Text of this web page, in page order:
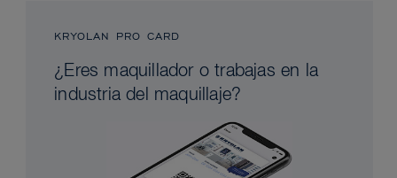
KRYOLAN PRO CARD
¿Eres maquillador o trabajas en la
industria del maquillaje?